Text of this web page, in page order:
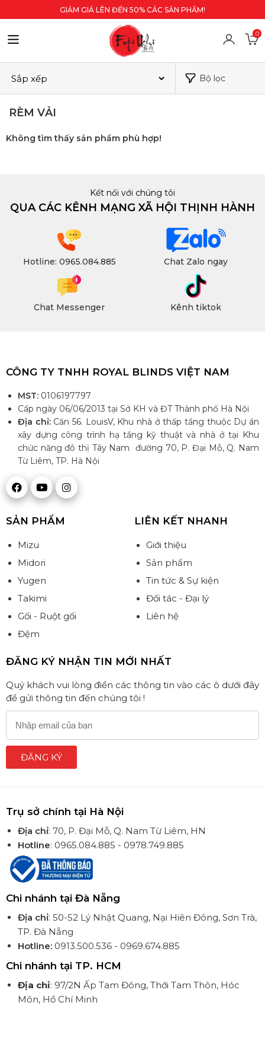
GIẢM GIÁ LÊN ĐẾN 50% CÁC SẢN PHẨM!
0
Bộ lọc
RÈM VẢI
Không tìm thấy sản phẩm phù hợp!
Kết nối với chúng tôi
QUA CÁC KÊNH MẠNG XÃ HỘI THỊNH HÀNH
Hotline: 0965.084.885 Chat Zalo ngay
Chat Messenger Kênh tiktok
CÔNG TY TNHH ROYAL BLINDS VIỆT NAM
MST: 0106197797
Cấp ngày 06/06/2013 tại Sở KH và ĐT Thành phố Hà Nội
Địa chỉ: Căn 56. LouisV, Khu nhà ở thấp tầng thuộc Dự án
xây dựng công trình hạ tầng kỹ thuật và nhà ở tại Khu
chức năng đô thị Tây Nam đường 70, P. Đại Mỗ, Q. Nam
Từ Liêm, TP. Hà Nội
SẢN PHẨM
Mizu
Midori
Yugen
Takimi
Gối - Ruột gối
Đệm
LIÊN KẾT NHANH
Giới thiệu
Sản phẩm
Tin tức & Sự kiện
Đối tác - Đại lý
Liên hệ
ĐĂNG KÝ NHẬN TIN MỚI NHẤT
Quý khách vui lòng điền các thông tin vào các ô dưới đây
để gửi thông tin đến chúng tôi !
ĐĂNG KÝ
Trụ sở chính tại Hà Nội
Địa chỉ: 70, P. Đại Mỗ, Q. Nam Từ Liêm, HN
Hotline: 0965.084.885 - 0978.749.885
Chi nhánh tại Đà Nẵng
Địa chỉ: 50-52 Lý Nhật Quang, Nại Hiên Đông, Sơn Trà,
TP. Đà Nẵng
Hotline: 0913.500.536 - 0969.674.885
Chi nhánh tại TP. HCM
Địa chỉ: 97/2N Ấp Tam Đông, Thới Tam Thôn, Hóc
Môn, Hồ Chí Minh